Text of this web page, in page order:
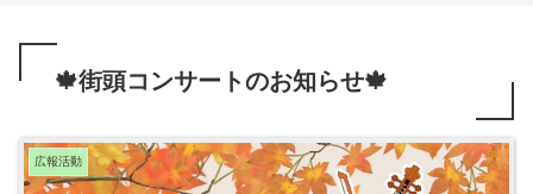
🍁街頭コンサートのお知らせ🍁
広報活動